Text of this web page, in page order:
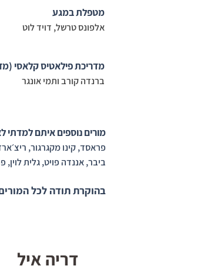
מטפלת במגע
אלפונס טרשל, דויד לוט
מדריכת פילאטיס קלאסי
ברנדה קורב ותמי אונגר
מורים נוספים איתם למדתי
פראסד, קינו מקגרגור,
ביבר, אננדה פויט, גלית לוין,
בהוקרת תודה לכל
דריה איל